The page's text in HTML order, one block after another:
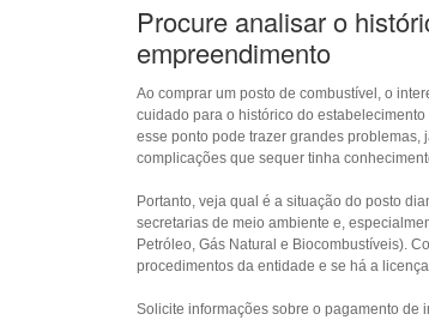
Procure analisar o
empreendimento
Ao comprar um posto de combustível, o
cuidado para o histórico do
esse ponto pode trazer grandes problemas,
complicações que sequer tinha
Portanto, veja qual é a situação do posto
secretarias de meio ambiente e,
Petróleo, Gás Natural e Biocombustíveis).
procedimentos da entidade e se há a
Solicite informações sobre o pagamento de